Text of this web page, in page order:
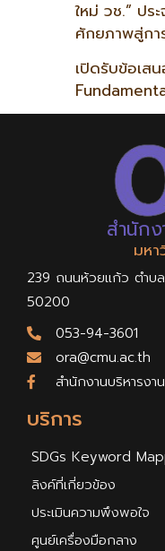
ใหม่ วช.” ป
ศักยภาพสู่ก
เปิดรับข้อเส
บริการ
SDGs Keyword
ลิงค์ที่เกี่ยวข้อง
ประเมินความพึงพอใจ
ศูนย์เครื่องมือกลาง
สำนัก
มหา
239 ถนนห้วยแก้ว ตำบล
50200
053-94-3601
ora@cmu.ac.th
สำนักงานบริหารงา